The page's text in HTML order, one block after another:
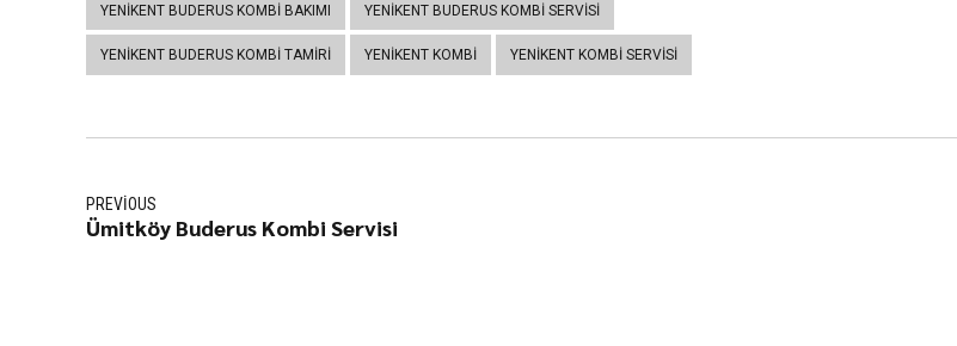
YENIKENT BUDERUS KOMBI BAKIMI YENIKENT BUDERUS KOMBI SERVISI
YENIKENT BUDERUS KOMBI TAMIRI YENIKENT KOMBI YENIKENT KOMBI SERVISI
PREVIOUS
Ümitköy Buderus Kombi Servisi